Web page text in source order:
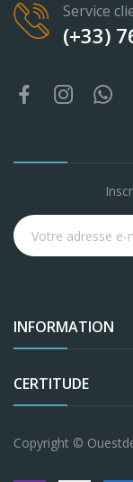
Service
(+33)
INFORMATION
CERTITUDE
Copyright ©